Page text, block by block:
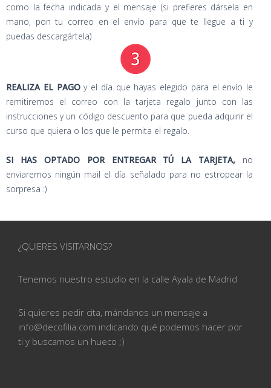
como la fecha indicada y el mensaje (si prefieres dársela en
mano, pon tu correo en el envío para que te llegue a ti y
puedas descargártela)
REALIZA EL PAGOy el día que hayas elegido para el envío le
remitiremos el correo con la tarjeta regalo junto con las
instrucciones y un código descuento para que pueda adquirir el
curso que quiera o los que le permita el regalo.
SI HAS OPTADO POR ENTREGAR TÚ LA TARJETA, no
enviaremos ningún mail el día señalado para no estropear la
sorpresa :)
¿QUIERES VISITARNOS?
Tenemos nuestro estudio en la calle Ayala de Madrid
Si quieres pedir cita, mándanos un mensaje a
info@decofilia.com indicando qué podemos hacer por
ti y buscamos un hueco ;)